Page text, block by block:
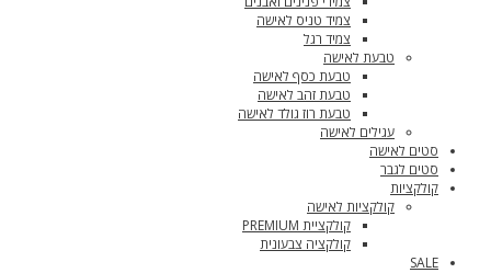
צמיד טניס לאישה
צמיד רגל
טבעת לאישה
טבעת כסף לאישה
טבעת זהב לאישה
טבעת רוז גולד לאישה
עגילים לאישה
סטים לאישה
סטים לגבר
קולקציות
קולקציות לאישה
קולקציית PREMIUM
קולקציה צבעונית
SALE